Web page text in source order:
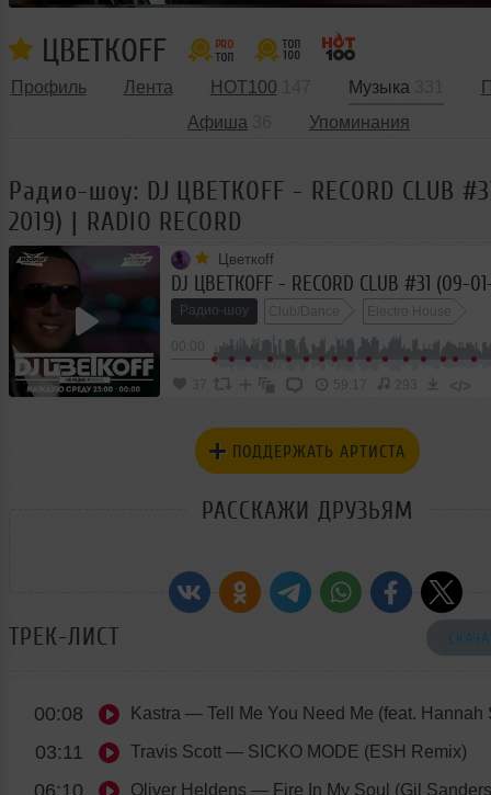
ЦВЕТКОFF
Профиль Лента HOT100 Музыка
Афиша
Упоминания
Радио-шоу: DJ ЦВЕТКОFF - RECORD CLUB
2019) | RADIO RECORD
Цветкоff
Радио-шоу Club/Dance Electro House
37 59:17 293 </>
ПОДДЕРЖАТЬ АРТИСТА
РАССКАЖИ ДРУЗЬЯМ
ТРЕК-ЛИСТ
00:08 Kastra — Tell Me You Need Me (feat. Hannah
03:11 Travis Scott — SICKO MODE (ESH Remix)
06:10 Oliver Heldens — Fire In My Soul (Gil